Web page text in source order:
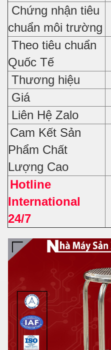
Chứng nhận tiêu
chuẩn môi trường
Theo tiêu chuẩn
Quốc Tế
Thương hiệu
Giá
Liên Hệ Zalo
Cam Kết Sản
Phẩm Chất
Lượng Cao
Hotline
International
24/7